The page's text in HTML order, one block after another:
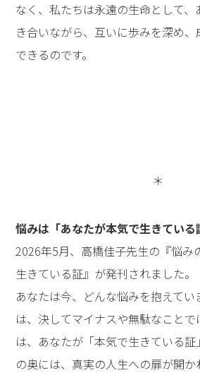
なく、私たちは永遠の生命として
き合いながら、互いに歩みを深め
できるのです。
＊
悩みは「あなたが本気で生きている
2026年5月、高橋佳子先生の『悩み
生きている証』が発刊されました。
あなたは今、どんな悩みを抱えてい
は、決してマイナスや無駄なこと
は、あなたが「本気で生きている
の奥には、真実の人生への扉が開か